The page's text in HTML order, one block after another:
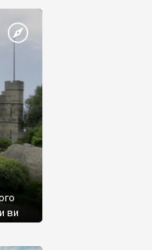
ви